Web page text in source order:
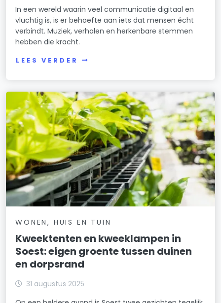
In een wereld waarin veel communicatie digitaal en
vluchtig is, is er behoefte aan iets dat mensen écht
verbindt. Muziek, verhalen en herkenbare stemmen
hebben die kracht.
LEES VERDER
WONEN, HUIS EN TUIN
Kweektenten en kweeklampen in
Soest: eigen groente tussen duinen
en dorpsrand
31 augustus 2025